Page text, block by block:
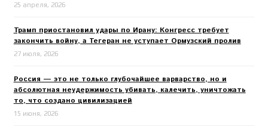
25 апреля, 2026
Трамп приостановил удары по Ирану: Конгресс требует
закончить войну, а Тегеран не уступает Ормузский пролив
27 июля, 2026
Россия — это не только глубочайшее варварство, но и
абсолютная неудержимость убивать, калечить, уничтожать
то, что создано цивилизацией
15 июня, 2026